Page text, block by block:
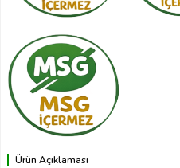
Ürün Açıklaması